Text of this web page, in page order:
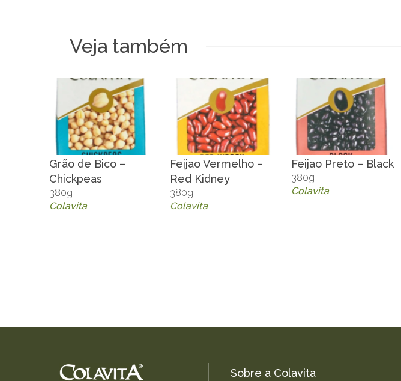
Veja também
Grão de Bico –
Chickpeas
380g
Colavita
Feijao Vermelho –
Red Kidney
380g
Colavita
Feijao Preto – Black
380g
Colavita
Sobre a Colavita